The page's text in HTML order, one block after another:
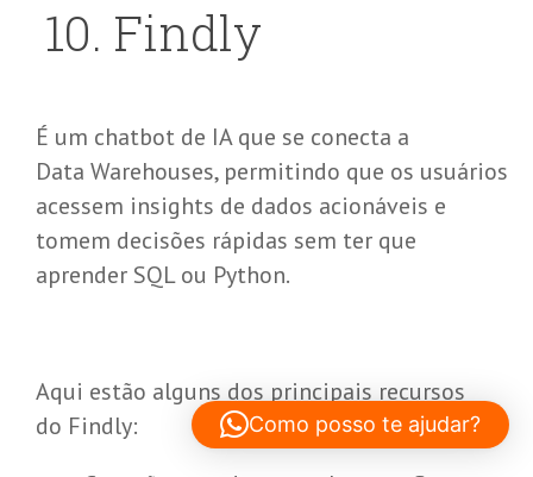
10. Findly
É um chatbot de IA que se conecta a
Data Warehouses, permitindo que os usuários
acessem insights de dados acionáveis e
tomem decisões rápidas sem ter que
aprender SQL ou Python.
Aqui estão alguns dos principais recursos
do Findly:
Como posso te ajudar?